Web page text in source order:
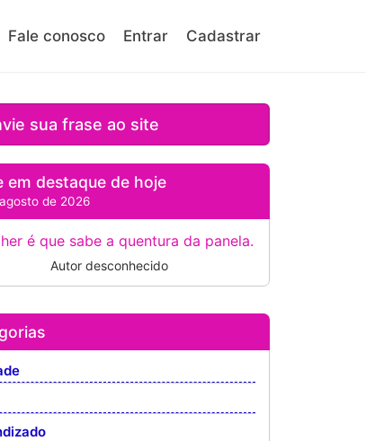
Fale conosco Entrar Cadastrar
sua frase ao site
em destaque de hoje
de 2026
é que sabe a quentura da panela.
Autor desconhecido